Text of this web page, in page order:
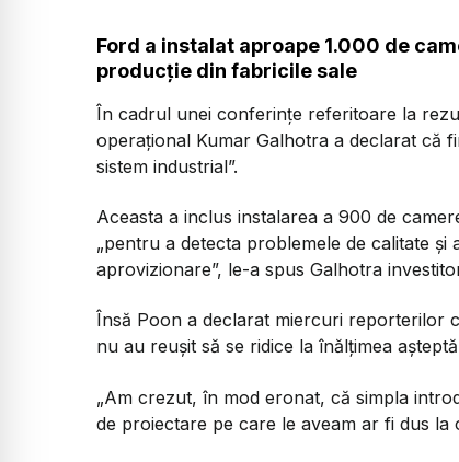
Ford a instalat aproape 1.000 de
producție din fabricile sale
În cadrul unei conferințe referitoare la
operațional Kumar Galhotra a declarat că
sistem industrial”.
Aceasta a inclus instalarea a 900 de
„pentru a detecta problemele de calitate
aprovizionare”, le-a spus Galhotra
Însă Poon a declarat miercuri reporterilor
nu au reușit să se ridice la înălțimea
„Am crezut, în mod eronat, că simpla
de proiectare pe care le aveam ar fi dus la